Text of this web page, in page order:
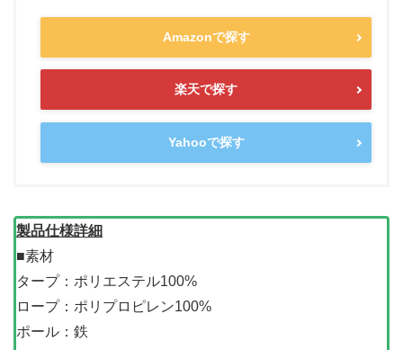
Amazonで探す
楽天で探す
Yahooで探す
製品仕様詳細
■素材
タープ：ポリエステル100%
ロープ：ポリプロピレン100%
ポール：鉄